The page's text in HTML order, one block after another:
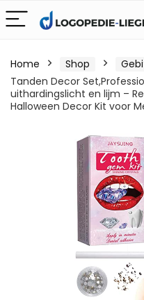
Home Shop
Tanden Decor
uithardingslicht en lijm –
Halloween Decor Kit voor